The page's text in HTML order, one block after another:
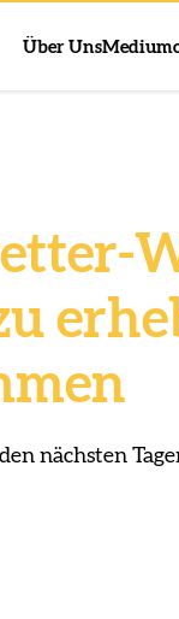
Über UnsMedium
nächsten